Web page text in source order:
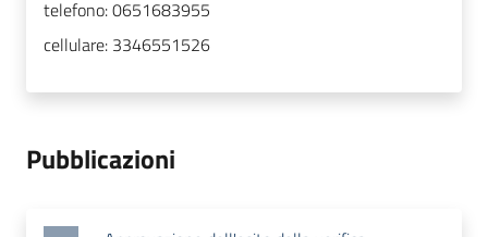
telefono:0651683955
cellulare: 3346551526
Pubblicazioni